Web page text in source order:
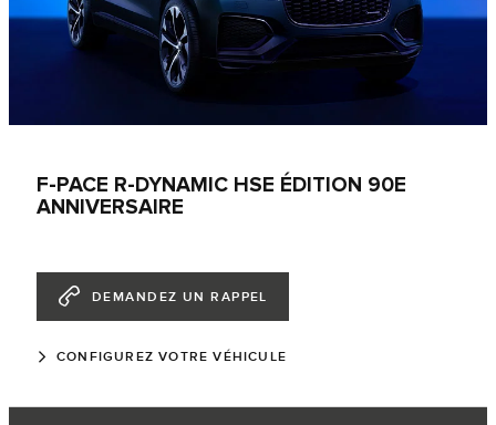
F-PACE R-DYNAMIC HSE ÉDITION 90E
ANNIVERSAIRE
DEMANDEZ UN RAPPEL
CONFIGUREZ VOTRE VÉHICULE